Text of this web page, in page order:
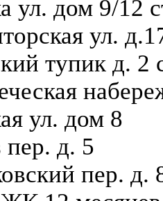
ул. дом 9/12
ул.
тупик д. 2
ул. дом 8
пер. д. 5
пер. д.